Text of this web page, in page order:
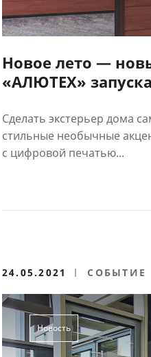
Новое лето —
«АЛЮТЕХ»
Prestige
Сделать экстерьер дома
стильные необычные
с цифровой печатью...
24.05.2021 СОБЫТИЕ
Новость